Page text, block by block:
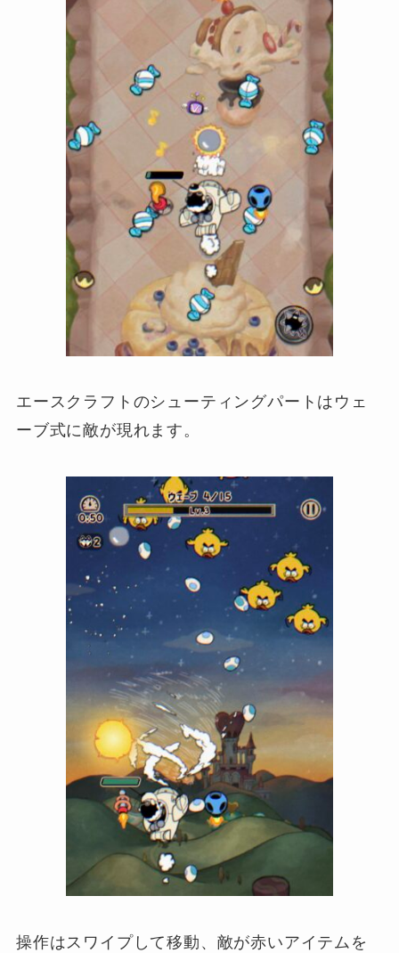
エースクラフトのシューティングパートはウェ
ーブ式に敵が現れます。
操作はスワイプして移動、敵が赤いアイテムを